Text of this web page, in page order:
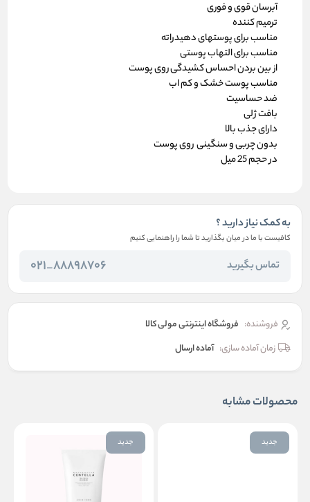
آبرسان قوی و فوری
ترمیم کننده
مناسب برای پوستهای دهیدراته
مناسب برای التهاب پوستی
از بین بردن احساس کشیدگی روی پوست
مناسب پوست خشک و کم اب
ضد حساسیت
بافت ژلی
دارای جذب بالا
بدون چربی و سنگینی روی پوست
در حجم 25 میل
به کمک نیاز دارید ؟
کافیست با ما در میان بگذارید تا شما را راهنمایی کنیم
تماس بگیرید 88898706_021
فروشنده: فروشگاه اینترنتی مولی کالا
زمان آماده سازی: آماده ارسال
محصولات مشابه
جدید جدید